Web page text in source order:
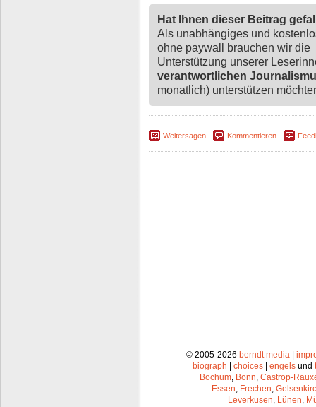
Hat Ihnen dieser Beitrag
Als unabhängiges und
ohne paywall brauchen wir die
Unterstützung unserer
verantwortlichen
monatlich) unterstützen
Weitersagen Kommentieren
© 2005-2026 berndt media|
biograph
choices engels und
Bochum, Bonn, Castrop-
Essen, Frechen,
Leverkusen, Lünen,